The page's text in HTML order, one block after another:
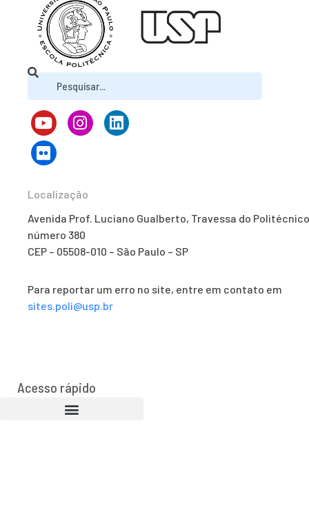
Localização
Avenida Prof. Luciano Gualberto, Travessa do
número 380
CEP – 05508-010 – São Paulo – SP
Para reportar um erro no site, entre em contato em
sites.poli@usp.br
Acesso rápido